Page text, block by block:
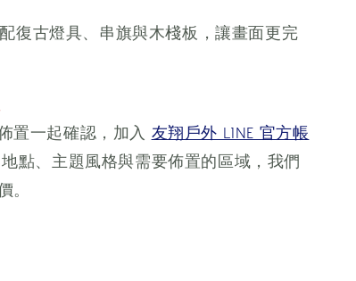
復古燈具、串旗與木棧板，讓畫面更完
置一起確認，加入 友翔戶外 LINE 官方帳
點、主題風格與需要佈置的區域，我們
。